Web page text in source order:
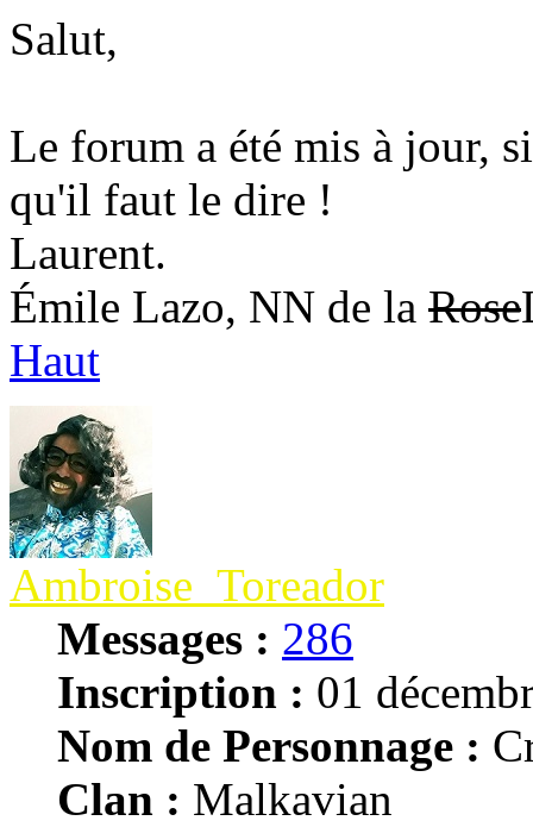
Salut,
Le forum a été mis à jour,
qu'il faut le dire !
Laurent.
Émile Lazo, NN de la Rose
Haut
Ambroise_Toreador
Messages : 286
Inscription : 01
Nom de Personnage :
Clan : Malkavian